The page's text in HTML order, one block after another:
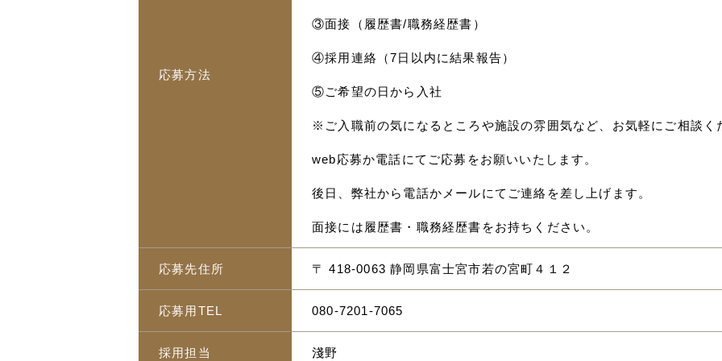
応募方法
③面接（履歴書/職務経歴書）
④採用連絡（7日以内に結果報告）
⑤ご希望の日から入社
※ご入職前の気になるところや施設の雰囲気など、お気軽にご相談く
web応募か電話にてご応募をお願いいたします。
後日、弊社から電話かメールにてご連絡を差し上げます。
面接には履歴書・職務経歴書をお持ちください。
応募先住所 〒 418-0063 静岡県富士宮市若の宮町４１２
応募用TEL 080-7201-7065
採用担当 淺野